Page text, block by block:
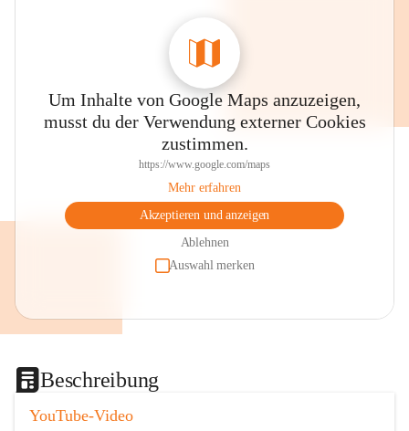
Um Inhalte von Google Maps anzuzeigen,
musst du der Verwendung externer Cookies
zustimmen.
https://www.google.com/maps
Mehr erfahren
Akzeptieren und anzeigen
Ablehnen
Auswahl merken
Beschreibung
YouTube-Video